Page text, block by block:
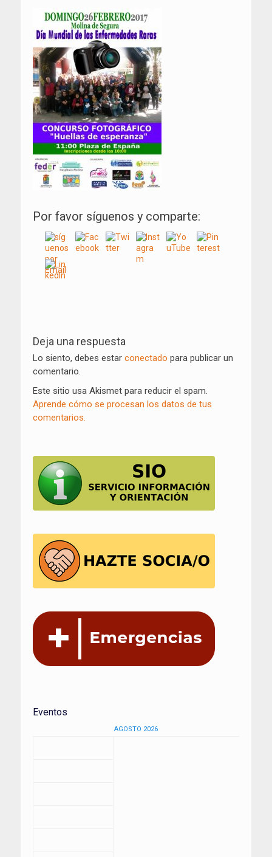
Por favor síguenos y comparte:
de
entradas
Deja una respuesta
Lo siento, debes estar conectado para publicar un
comentario.
Este sitio usa Akismet para reducir el spam.
Aprende cómo se procesan los datos de tus
comentarios.
Eventos
AGOSTO 2026